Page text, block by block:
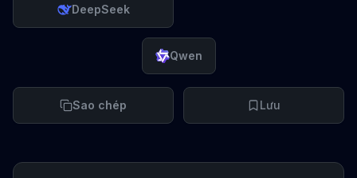
DeepSeek
Qwen
Sao chép Lưu